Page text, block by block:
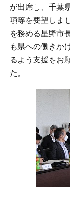
が出席し、千葉
項等を要望しま
を務める星野市
も県への働きか
るよう支援をお
た。